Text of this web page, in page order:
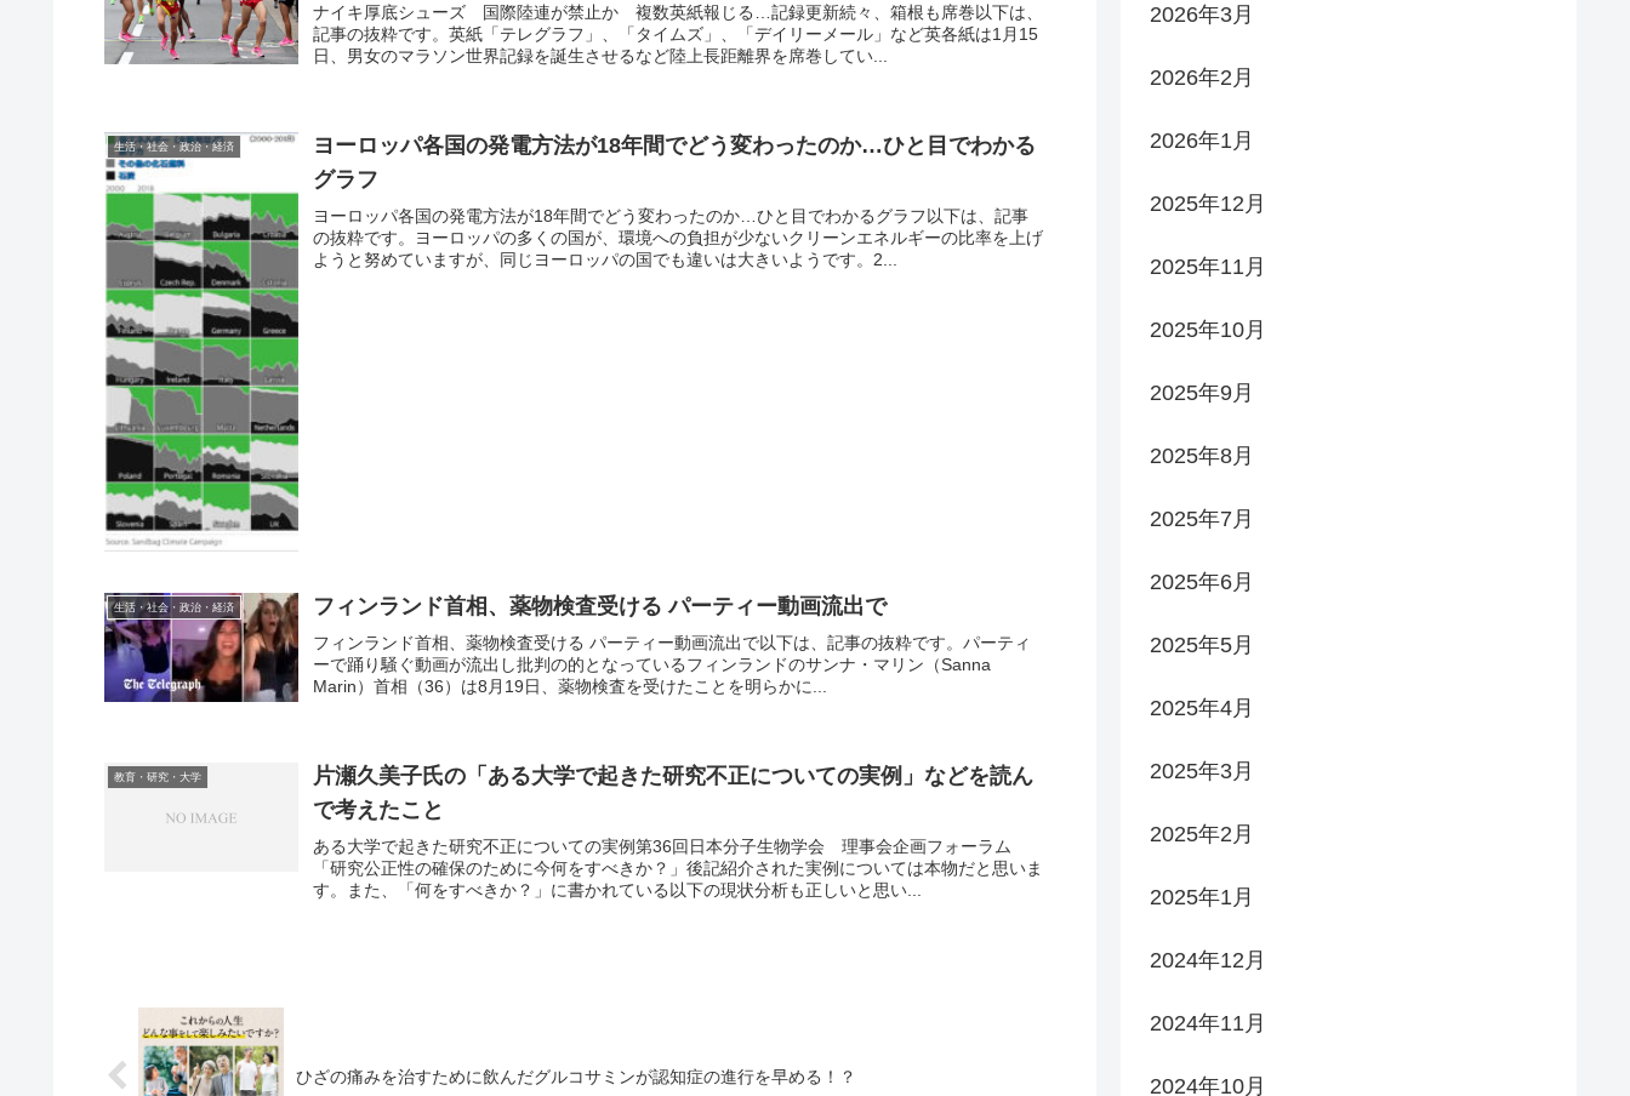
ナイキ厚底シューズ 国際陸連が禁止か 複数英紙報じる…記録更新続々、箱根も席巻以下は、
記事の抜粋です。英紙「テレグラフ」、「タイムズ」、「デイリーメール」など英各紙は1月15
日、男女のマラソン世界記録を誕生させるなど陸上長距離界を席巻してい...
生活・社会・政治・経済
ヨーロッパ各国の発電方法が18年間でどう変わったのか…ひと目でわかる
グラフ
ヨーロッパ各国の発電方法が18年間でどう変わったのか…ひと目でわかるグラフ以下は、記事
の抜粋です。ヨーロッパの多くの国が、環境への負担が少ないクリーンエネルギーの比率を上げ
ようと努めていますが、同じヨーロッパの国でも違いは大きいようです。2...
生活・社会・政治・経済 フィンランド首相、薬物検査受ける パーティー動画流出で
フィンランド首相、薬物検査受ける パーティー動画流出で以下は、記事の抜粋です。パーティ
ーで踊り騒ぐ動画が流出し批判の的となっているフィンランドのサンナ・マリン（Sanna
Marin）首相（36）は8月19日、薬物検査を受けたことを明らかに...
教育・研究・大学
片瀬久美子氏の「ある大学で起きた研究不正についての実例」などを読ん
で考えたこと
ある大学で起きた研究不正についての実例第36回日本分子生物学会 理事会企画フォーラム
「研究公正性の確保のために今何をすべきか？」後記紹介された実例については本物だと思いま
す。また、「何をすべきか？」に書かれている以下の現状分析も正しいと思い...
ひざの痛みを治すために飲んだグルコサミンが認知症の進行を早める！？
2026年3月
2026年2月
2026年1月
2025年12月
2025年11月
2025年10月
2025年9月
2025年8月
2025年7月
2025年6月
2025年5月
2025年4月
2025年3月
2025年2月
2025年1月
2024年12月
2024年11月
2024年10月